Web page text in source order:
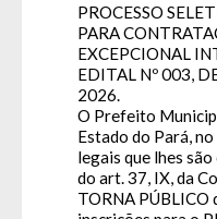
PROCESSO
PARA
EXCEPCIONAL
EDITAL Nº 003,
2026.
O Prefeito
Estado do Pará,
legais que lhes
do art. 37, IX, da
TORNA PÚBLICO